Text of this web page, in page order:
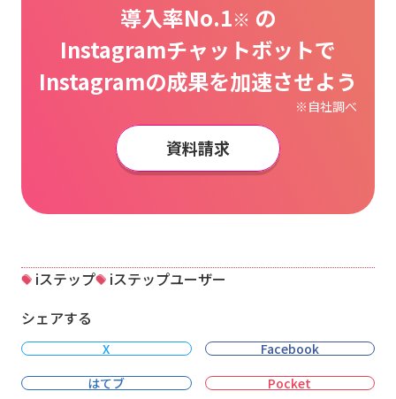
導入率No.1※ の
Instagramチャットボットで
Instagramの成果を加速させよう
※自社調べ
資料請求
iステップ
iステップユーザー
シェアする
X
Facebook
はてブ
Pocket